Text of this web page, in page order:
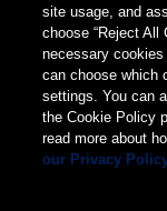
site usage, and
choose “Reject
necessary
can choose which
settings. You can
the Cookie Policy
read more about
our Privacy